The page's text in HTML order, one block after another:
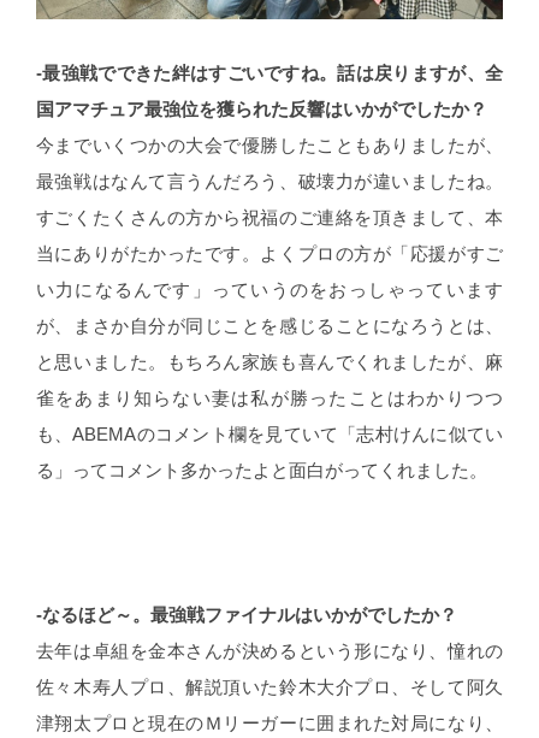
-最強戦でできた絆はすごいですね。話は戻りますが、全
国アマチュア最強位を獲られた反響はいかがでしたか？
今までいくつかの大会で優勝したこともありましたが、
最強戦はなんて言うんだろう、破壊力が違いましたね。
すごくたくさんの方から祝福のご連絡を頂きまして、本
当にありがたかったです。よくプロの方が「応援がすご
い力になるんです」っていうのをおっしゃっています
が、まさか自分が同じことを感じることになろうとは、
と思いました。もちろん家族も喜んでくれましたが、麻
雀をあまり知らない妻は私が勝ったことはわかりつつ
も、ABEMAのコメント欄を見ていて「志村けんに似てい
る」ってコメント多かったよと面白がってくれました。
-なるほど～。最強戦ファイナルはいかがでしたか？
去年は卓組を金本さんが決めるという形になり、憧れの
佐々木寿人プロ、解説頂いた鈴木大介プロ、そして阿久
津翔太プロと現在のＭリーガーに囲まれた対局になり、